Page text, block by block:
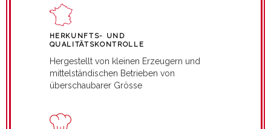
HERKUNFTS- UND
QUALITÄTSKONTROLLE
Hergestellt von kleinen Erzeugern und
mittelständischen Betrieben von
überschaubarer Grösse